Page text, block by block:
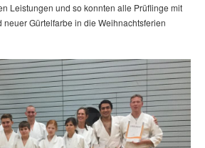
Leistungen und so konnten alle Prüflinge mit
Gürtelfarbe in die Weihnachtsferien